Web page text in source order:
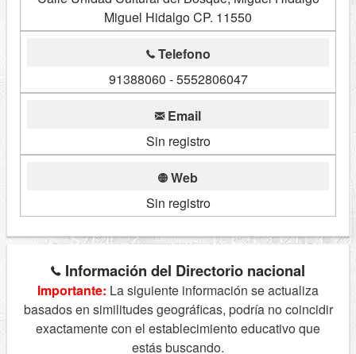
Miguel Hidalgo CP. 11550
Telefono
91388060 - 5552806047
Email
Sin registro
Web
Sin registro
Información del Directorio nacional
Importante: La siguiente información se actualiza
basados en similitudes geográficas, podría no coincidir
exactamente con el establecimiento educativo que
estás buscando.